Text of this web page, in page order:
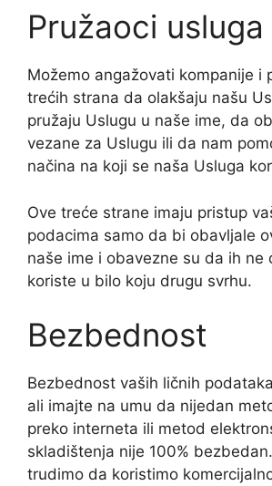
Pružaoci usluga
Možemo angažovati kompanije i
trećih strana da olakšaju našu
pružaju Uslugu u naše ime, da
vezane za Uslugu ili da nam
načina na koji se naša Usluga
Ove treće strane imaju pristup
podacima samo da bi obavljale
naše ime i obavezne su da ih ne
koriste u bilo koju drugu svrhu.
Bezbednost
Bezbednost vaših ličnih
ali imajte na umu da nijedan
preko interneta ili metod
skladištenja nije 100%
trudimo da koristimo